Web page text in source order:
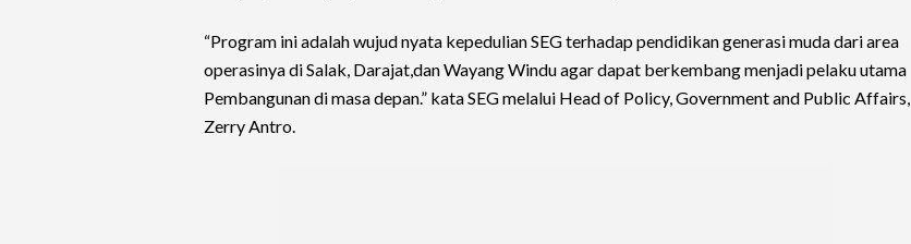
“Program ini adalah wujud nyata kepedulian SEG terhadap pendidikan generasi muda dari area
operasinya di Salak, Darajat,dan Wayang Windu agar dapat berkembang menjadi pelaku utama
Pembangunan di masa depan.” kata SEG melalui Head of Policy, Government and Public Affairs,
Zerry Antro.